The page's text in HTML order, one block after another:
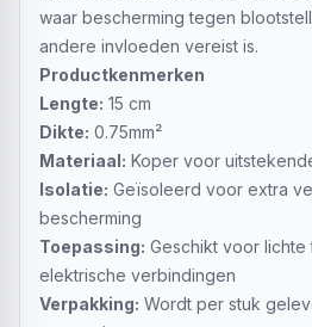
waar bescherming tegen
andere invloeden vereist is.
Productkenmerken
Lengte: 15 cm
Dikte: 0.75mm²
Materiaal: Koper voor
Isolatie: Geïsoleerd voor extra
bescherming
Toepassing: Geschikt voor lichte
elektrische verbindingen
Verpakking: Wordt per stuk